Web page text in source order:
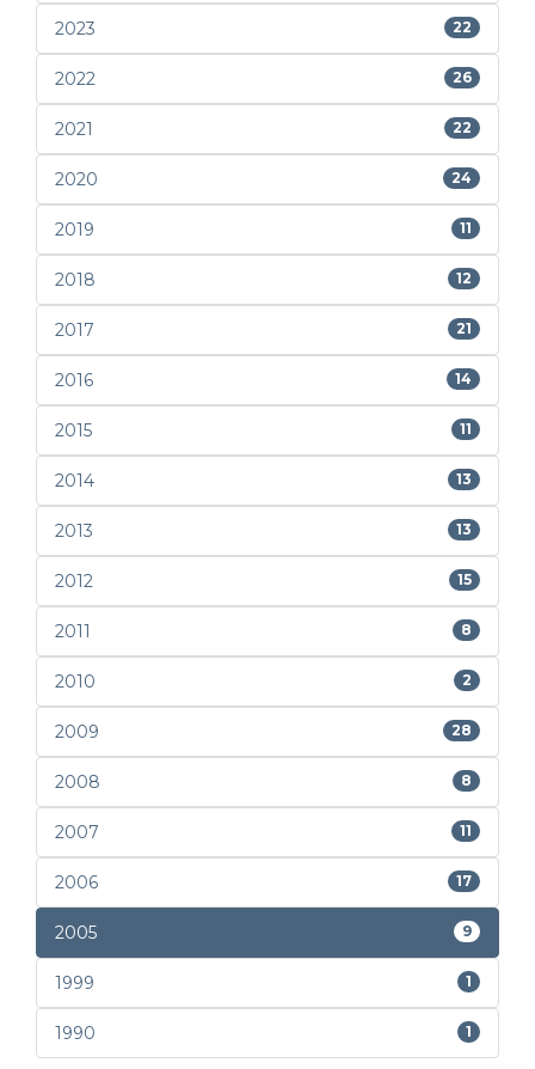
2023 22
2022 26
2021 22
2020 24
2019 11
2018 12
2017 21
2016 14
2015 11
2014 13
2013 13
2012 15
2011 8
2010 2
2009 28
2008 8
2007 11
2006 17
2005 9
1999 1
1990 1